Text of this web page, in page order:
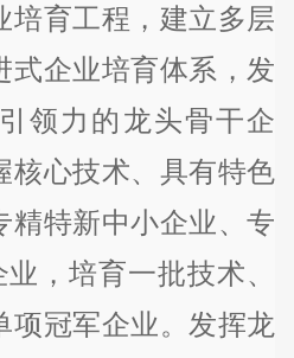
培育工程，建立多层
式企业培育体系，发
领力的龙头骨干企
核心技术、具有特色
精特新中小企业、专
，培育一批技术、
项冠军企业。发挥龙